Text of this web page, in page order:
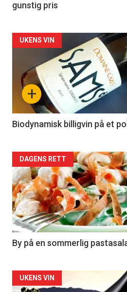
gunstig pris
Forsiden
akkurat
nå
4
+
UKENS VIN
Biodynamisk billigvin på et
Forsiden
akkurat
nå
-
5
DAGENS RETT
By på en sommerlig
Forsiden
UKENS VIN